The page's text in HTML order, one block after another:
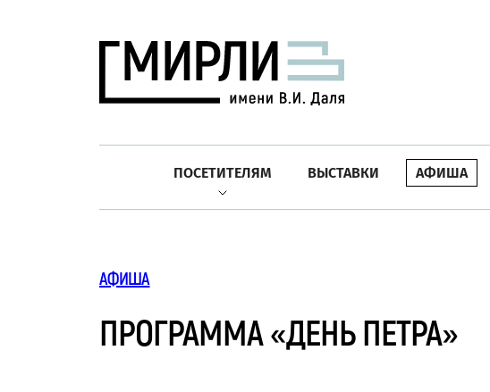
ПОСЕТИТЕЛЯМ ВЫСТАВКИ АФИША
АФИША
ПРОГРАММА «ДЕНЬ ПЕТРА»